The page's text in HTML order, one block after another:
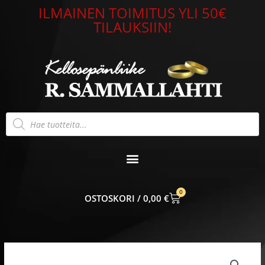
ILMAINEN TOIMITUS YLI 50€
TILAUKSIIN!
Products
search
0,00 €
0
CART